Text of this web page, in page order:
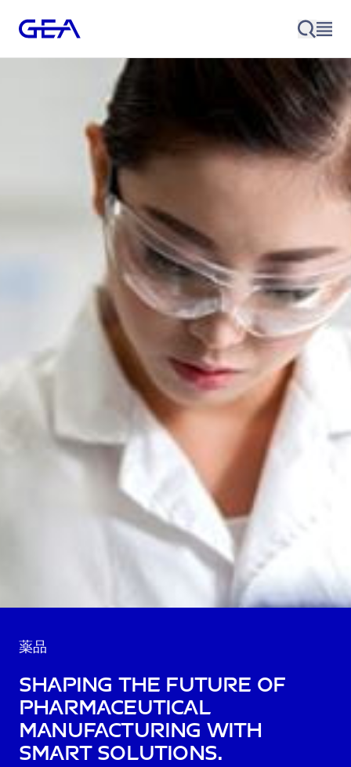
薬品
Shaping the Future of
Pharmaceutical
Manufacturing with
Smart Solutions.